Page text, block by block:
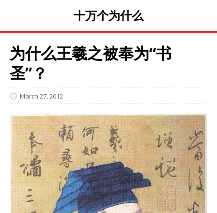
十万个为什么
为什么王羲之被奉为“书
圣”？
March 27, 2012